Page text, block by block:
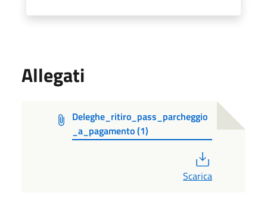
Allegati
Deleghe_ritiro_pass_parcheggio
_a_pagamento (1)
Scarica